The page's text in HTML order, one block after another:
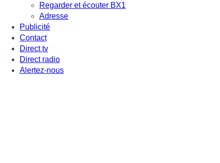
Regarder et écouter BX1
Adresse
Publicité
Contact
Direct tv
Direct radio
Alertez-nous